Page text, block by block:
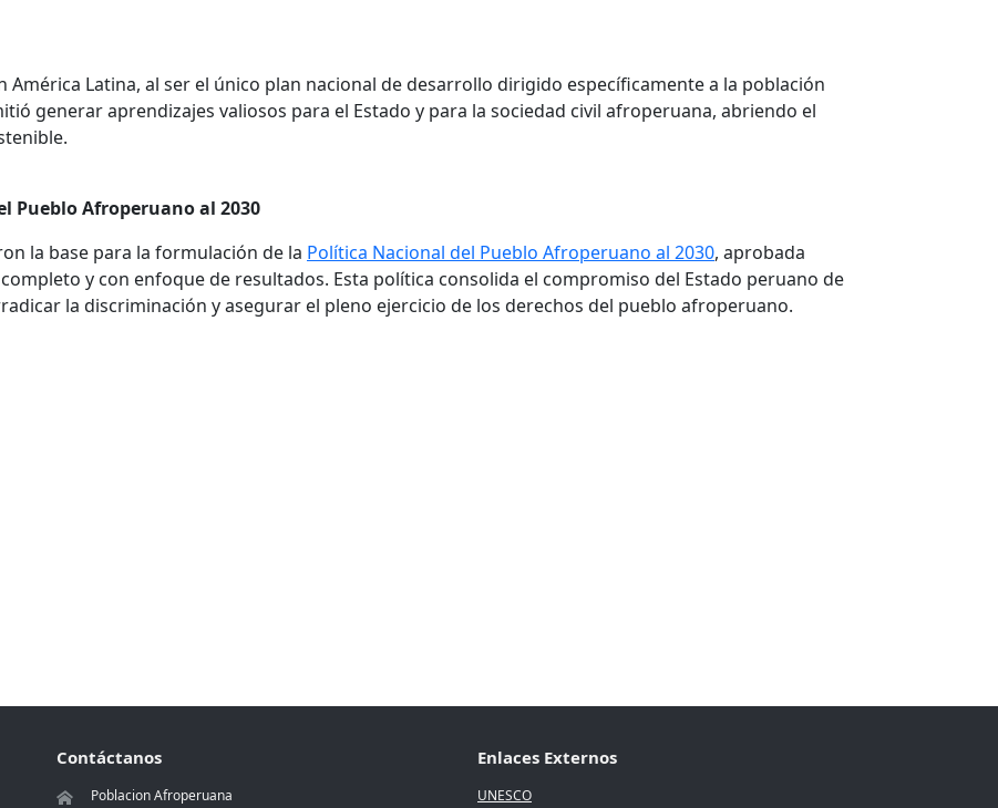
América Latina, al ser el único plan nacional de desarrollo dirigido específicamente a la población
generar aprendizajes valiosos para el Estado y para la sociedad civil afroperuana, abriendo el
Pueblo Afroperuano al 2030
la base para la formulación de la Política Nacional del Pueblo Afroperuano al 2030, aprobada
y con enfoque de resultados. Esta política consolida el compromiso del Estado peruano de
la discriminación y asegurar el pleno ejercicio de los derechos del pueblo afroperuano.
Contáctanos
Poblacion Afroperuana
Enlaces Externos
UNESCO